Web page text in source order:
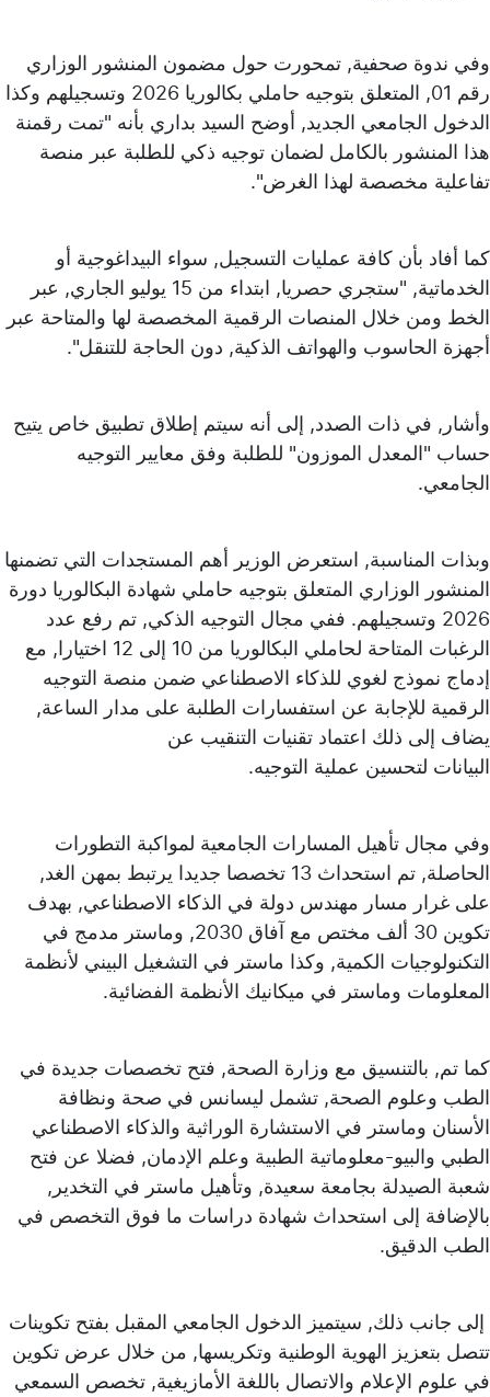
وفي ندوة صحفية, تمحورت حول مضمون المنشور الوزاري
رقم 01, المتعلق بتوجيه حاملي بكالوريا 2026 وتسجيلهم وكذا
الدخول الجامعي الجديد, أوضح السيد بداري بأنه "تمت رقمنة
هذا المنشور بالكامل لضمان توجيه ذكي للطلبة عبر منصة
تفاعلية مخصصة لهذا الغرض".
كما أفاد بأن كافة عمليات التسجيل, سواء البيداغوجية أو
الخدماتية, "ستجري حصريا, ابتداء من 15 يوليو الجاري, عبر
الخط ومن خلال المنصات الرقمية المخصصة لها والمتاحة عبر
أجهزة الحاسوب والهواتف الذكية, دون الحاجة للتنقل".
وأشار, في ذات الصدد, إلى أنه سيتم إطلاق تطبيق خاص يتيح
حساب "المعدل الموزون" للطلبة وفق معايير التوجيه
الجامعي.
وبذات المناسبة, استعرض الوزير أهم المستجدات التي تضمنها
المنشور الوزاري المتعلق بتوجيه حاملي شهادة البكالوريا دورة
2026 وتسجيلهم. ففي مجال التوجيه الذكي, تم رفع عدد
الرغبات المتاحة لحاملي البكالوريا من 10 إلى 12 اختيارا, مع
إدماج نموذج لغوي للذكاء الاصطناعي ضمن منصة التوجيه
الرقمية للإجابة عن استفسارات الطلبة على مدار الساعة,
يضاف إلى ذلك اعتماد تقنيات التنقيب عن
البيانات لتحسين عملية التوجيه.
وفي مجال تأهيل المسارات الجامعية لمواكبة التطورات
الحاصلة, تم استحداث 13 تخصصا جديدا يرتبط بمهن الغد,
على غرار مسار مهندس دولة في الذكاء الاصطناعي, بهدف
تكوين 30 ألف مختص مع آفاق 2030, وماستر مدمج في
التكنولوجيات الكمية, وكذا ماستر في التشغيل البيني لأنظمة
المعلومات وماستر في ميكانيك الأنظمة الفضائية.
كما تم, بالتنسيق مع وزارة الصحة, فتح تخصصات جديدة في
الطب وعلوم الصحة, تشمل ليسانس في صحة ونظافة
الأسنان وماستر في الاستشارة الوراثية والذكاء الاصطناعي
الطبي والبيو-معلوماتية الطبية وعلم الإدمان, فضلا عن فتح
شعبة الصيدلة بجامعة سعيدة, وتأهيل ماستر في التخدير,
بالإضافة إلى استحداث شهادة دراسات ما فوق التخصص في
الطب الدقيق.
إلى جانب ذلك, سيتميز الدخول الجامعي المقبل بفتح تكوينات
تتصل بتعزيز الهوية الوطنية وتكريسها, من خلال عرض تكوين
في علوم الإعلام والاتصال باللغة الأمازيغية, تخصص السمعي